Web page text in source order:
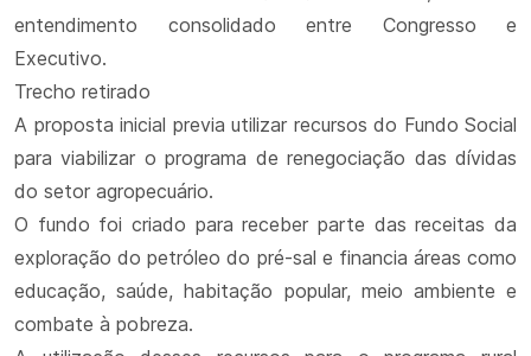
entendimento consolidado entre Congresso e
Executivo.
Trecho retirado
A proposta inicial previa utilizar recursos do Fundo Social
para viabilizar o programa de renegociação das dívidas
do setor agropecuário.
O fundo foi criado para receber parte das receitas da
exploração do petróleo do pré-sal e financia áreas como
educação, saúde, habitação popular, meio ambiente e
combate à pobreza.